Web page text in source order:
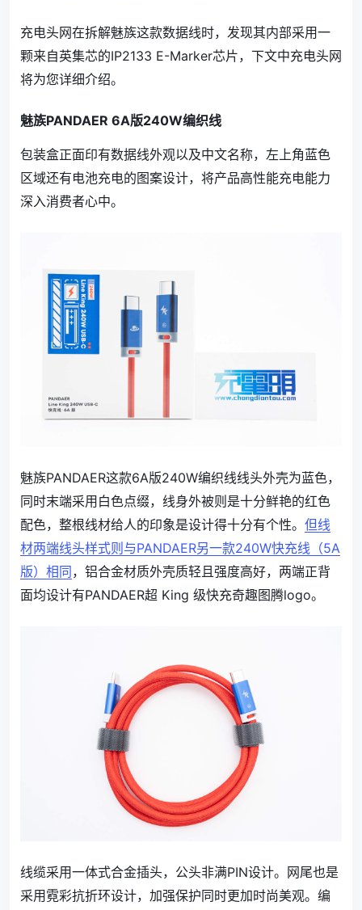
充电头网在拆解魅族这款数据线时，发现其内部采用一
颗来自英集芯的IP2133 E-Marker芯片，下文中充电头网
将为您详细介绍。
魅族PANDAER 6A版240W编织线
包装盒正面印有数据线外观以及中文名称，左上角蓝色
区域还有电池充电的图案设计，将产品高性能充电能力
深入消费者心中。
魅族PANDAER这款6A版240W编织线线头外壳为蓝色，
同时末端采用白色点缀，线身外被则是十分鲜艳的红色
配色，整根线材给人的印象是设计得十分有个性。 但线
材两端线头样式则与PANDAER另一款240W快充线（5A
版）相同 ，铝合金材质外壳质轻且强度高好，两端正背
面均设计有PANDAER超 King 级快充奇趣图腾logo。
线缆采用一体式合金插头，公头非满PIN设计。网尾也是
采用霓彩抗折环设计，加强保护同时更加时尚美观。编